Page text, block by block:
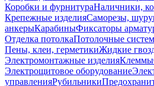
Коробки и фурнитураНаличники,
Крепежные изделияСаморезы,
анкерыКарабиныФиксаторы
Отделка потолкаПотолочные
Пены, клеи, герметикиЖидкие
Электромонтажные изделияКлеммы
Электрощитовое оборудование
управленияРубильники